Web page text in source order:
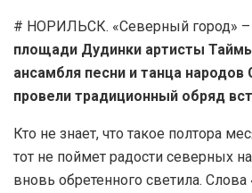
# НОРИЛЬСК. «Северный город» –
площади Дудинки артисты
ансамбля песни и танца народов
провели традиционный обряд
Кто не знает, что такое полтора
тот не поймет радости северных
вновь обретенного светила. Слова